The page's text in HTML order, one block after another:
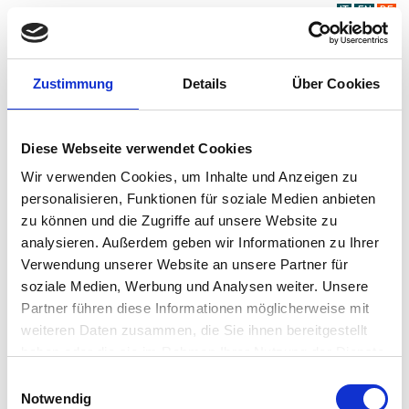
Zustimmung Details Über Cookies
Diese Webseite verwendet Cookies
Wir verwenden Cookies, um Inhalte und Anzeigen zu
personalisieren, Funktionen für soziale Medien anbieten
zu können und die Zugriffe auf unsere Website zu
analysieren. Außerdem geben wir Informationen zu Ihrer
Verwendung unserer Website an unsere Partner für
soziale Medien, Werbung und Analysen weiter. Unsere
Partner führen diese Informationen möglicherweise mit
weiteren Daten zusammen, die Sie ihnen bereitgestellt
Notwendig
IT EN DE